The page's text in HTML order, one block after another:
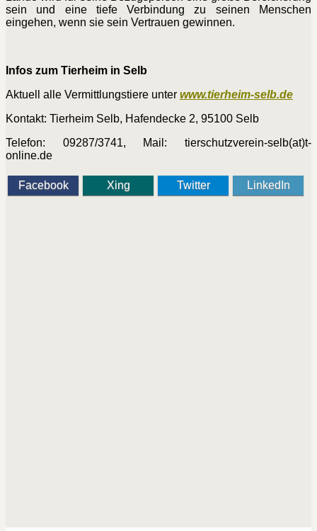
sein und eine tiefe Verbindung zu seinen Menschen
eingehen, wenn sie sein Vertrauen gewinnen.
Infos zum Tierheim in Selb
Aktuell alle Vermittlungstiere unter www.tierheim-selb.de
Kontakt: Tierheim Selb, Hafendecke 2, 95100 Selb
Telefon: 09287/3741, Mail: tierschutzverein-selb(at)t-
online.de
Facebook Xing Twitter LinkedIn